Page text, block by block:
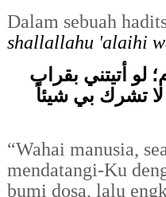
Dalam sebuah
shallallahu 'alaihi
لو أتيتني بقراب
لا تشرك بي شيئاً
“Wahai manusia,
mendatangi-Ku
bumi dosa, lalu